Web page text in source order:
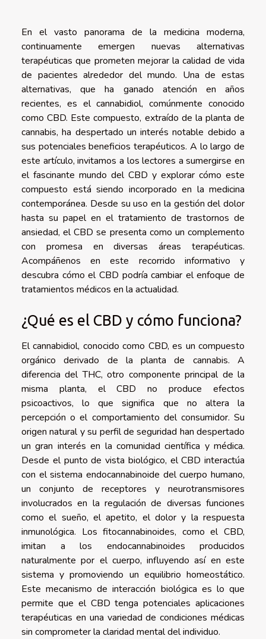
En el vasto panorama de la medicina moderna,
continuamente emergen nuevas alternativas
terapéuticas que prometen mejorar la calidad de vida
de pacientes alrededor del mundo. Una de estas
alternativas, que ha ganado atención en años
recientes, es el cannabidiol, comúnmente conocido
como CBD. Este compuesto, extraído de la planta de
cannabis, ha despertado un interés notable debido a
sus potenciales beneficios terapéuticos. A lo largo de
este artículo, invitamos a los lectores a sumergirse en
el fascinante mundo del CBD y explorar cómo este
compuesto está siendo incorporado en la medicina
contemporánea. Desde su uso en la gestión del dolor
hasta su papel en el tratamiento de trastornos de
ansiedad, el CBD se presenta como un complemento
con promesa en diversas áreas terapéuticas.
Acompáñenos en este recorrido informativo y
descubra cómo el CBD podría cambiar el enfoque de
tratamientos médicos en la actualidad.
¿Qué es el CBD y cómo funciona?
El cannabidiol, conocido como CBD, es un compuesto
orgánico derivado de la planta de cannabis. A
diferencia del THC, otro componente principal de la
misma planta, el CBD no produce efectos
psicoactivos, lo que significa que no altera la
percepción o el comportamiento del consumidor. Su
origen natural y su perfil de seguridad han despertado
un gran interés en la comunidad científica y médica.
Desde el punto de vista biológico, el CBD interactúa
con el sistema endocannabinoide del cuerpo humano,
un conjunto de receptores y neurotransmisores
involucrados en la regulación de diversas funciones
como el sueño, el apetito, el dolor y la respuesta
inmunológica. Los fitocannabinoides, como el CBD,
imitan a los endocannabinoides producidos
naturalmente por el cuerpo, influyendo así en este
sistema y promoviendo un equilibrio homeostático.
Este mecanismo de interacción biológica es lo que
permite que el CBD tenga potenciales aplicaciones
terapéuticas en una variedad de condiciones médicas
sin comprometer la claridad mental del individuo.